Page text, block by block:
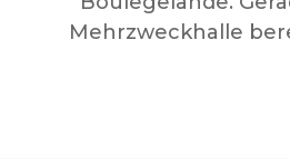
Mehrzweckhalle